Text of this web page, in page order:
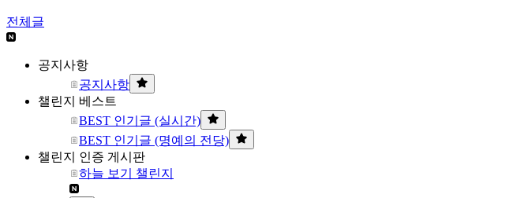
전체글
공지사항
공지사항
챌린지 베스트
BEST 인기글 (실시간)
BEST 인기글 (명예의 전당)
챌린지 인증 게시판
하늘 보기 챌린지